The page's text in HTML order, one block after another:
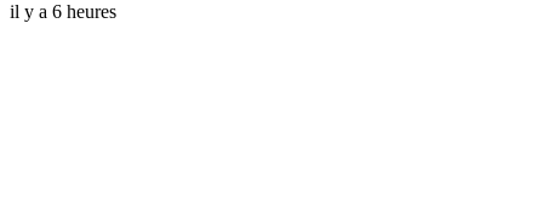
il y a 6 heures